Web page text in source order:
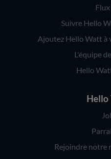
Flux
Suivre Hello
Ajoutez Hello Watt à
L'équipe
Hello
Hello
Rejoindre notre